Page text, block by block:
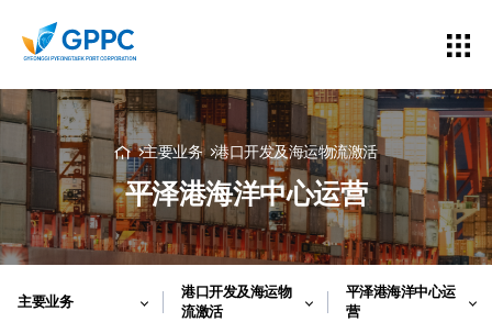
主要业务 港口开发及海运物流激活
平泽港海洋中心运营
主要业务
港口开发及海运物
流激活
平泽港海洋中心运
营